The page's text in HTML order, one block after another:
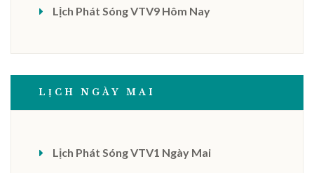
Lịch Phát Sóng VTV9 Hôm Nay
LỊCH NGÀY MAI
Lịch Phát Sóng VTV1 Ngày Mai